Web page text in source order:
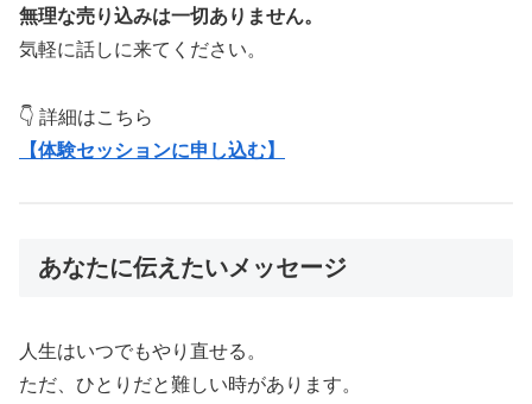
無理な売り込みは一切ありません。
気軽に話しに来てください。
👇 詳細はこちら
【体験セッションに申し込む】
あなたに伝えたいメッセージ
人生はいつでもやり直せる。
ただ、ひとりだと難しい時があります。